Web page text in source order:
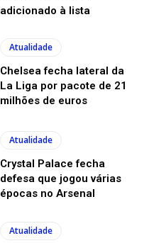
adicionado à lista
Atualidade
Chelsea fecha lateral da
La Liga por pacote de 21
milhões de euros
Atualidade
Crystal Palace fecha
defesa que jogou várias
épocas no Arsenal
Atualidade